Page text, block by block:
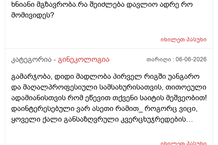
უნდაცკვების სახით რომ ვმართო ციკლის დღეები?
ხნიანი მგზავრობა.რა შეიძლება დავლიო ადრე რო
მომივიდეს?
იხილეთპასუხი
კატეგორია - გინეკოლოგია თარიღი :06-06-2026
გამარჯობა, დიდი მადლობა პირველ რიგში უანგარო
და მაღალპროფესიული სამსახურისათვის, თითოეული
ადამიანისთვის რომ ეწევით თქვენი საიტის მეშვეობით!
დაინტერესებული ვარ ასეთი რამით_ როგორც ვიცი,
ყოველი ქალი განსაზღვრული კვერცხუჯრედების
თითოელისთვის, ეს რიცხვი ინდივიდუალურია? რაზეა